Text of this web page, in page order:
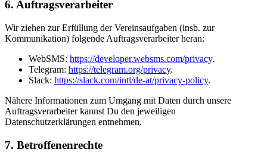
6. Auftragsverarbeiter
Wir ziehen zur Erfüllung der Vereinsaufgaben (insb. zur
Kommunikation) folgende Auftragsverarbeiter heran:
WebSMS: https://developer.websms.com/privacy.
Telegram: https://telegram.org/privacy.
Slack: https://slack.com/intl/de-at/privacy-policy.
Nähere Informationen zum Umgang mit Daten durch unsere
Auftragsverarbeiter kannst Du den jeweiligen
Datenschutzerklärungen entnehmen.
7. Betroffenenrechte